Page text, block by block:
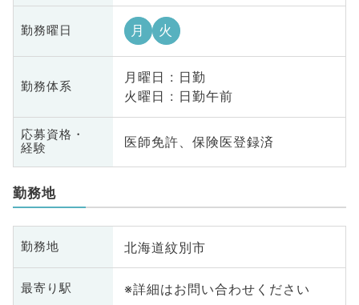
勤務曜日 月 火
勤務体系
月曜日 : 日勤
火曜日 : 日勤午前
応募資格・
経験
医師免許、保険医登録済
勤務地
勤務地 北海道紋別市
最寄り駅 ※詳細はお問い合わせください